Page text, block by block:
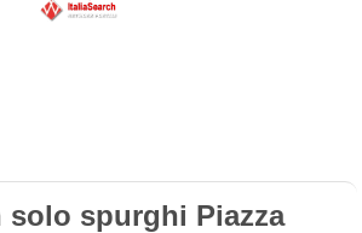
solo spurghi Piazza